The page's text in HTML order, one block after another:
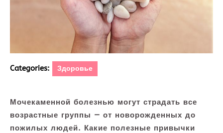
Categories: Здоровье
Мочекаменной болезнью могут страдать все
возрастные группы — от новорожденных до
пожилых людей. Какие полезные привычки